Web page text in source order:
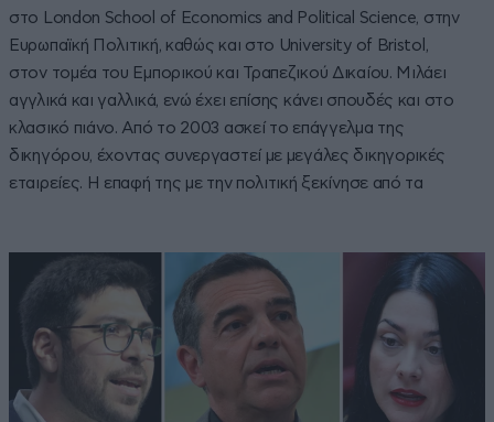
στο London School of Economics and Political Science, στην
Ευρωπαϊκή Πολιτική, καθώς και στο University of Bristol,
στον τομέα του Εμπορικού και Τραπεζικού Δικαίου. Μιλάει
αγγλικά και γαλλικά, ενώ έχει επίσης κάνει σπουδές και στο
κλασικό πιάνο. Από το 2003 ασκεί το επάγγελμα της
δικηγόρου, έχοντας συνεργαστεί με μεγάλες δικηγορικές
εταιρείες. Η επαφή της με την πολιτική ξεκίνησε από τα
εξελέγη βουλευτής Μεσσηνίας με το ΠΑ.ΣΟ.Κ., ενώ την
περίοδο 2013-2014 υπήρξε Γενική Γραμματέας στο
Υπουργείο Περιβάλλοντος. Στις εκλογές του 2019, εξελέγη
βουλευτής της περιφέρειας Β2' Δυτικού Τομέα Αθηνών με
το Κίνημα Αλλαγής, ενώ το 2021, ανέλαβε αναπληρώτρια
Κοινοβουλευτική Εκπρόσωπος του ίδιου κόμματος. Η